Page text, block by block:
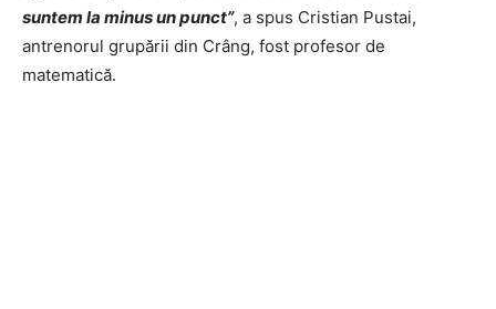
suntem la minus un punct”, a spus Cristian Pustai,
antrenorul grupării din Crâng, fost profesor de
matematică.